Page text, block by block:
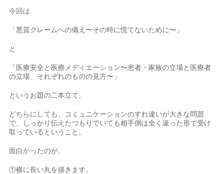
今回は
「悪質クレームへの備え〜その時に慌てないために〜」
と
「医療安全と医療メディエーション〜患者・家族の立場と医療者
の立場、それぞれのものの見方〜」
というお題の二本立て。
どちらにしても、コミュニケーションのすれ違いが大きな問題
で、しっかり伝えたつもりでいても相手側は全く違った形で受け
取っているということ。
面白かったのが、
①横に長い丸を描きます。